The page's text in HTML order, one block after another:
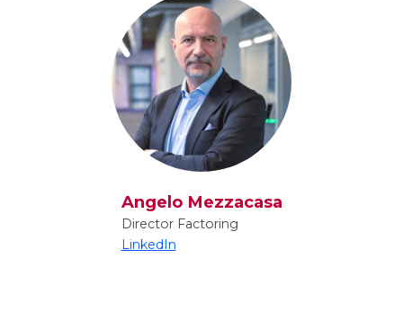
Angelo Mezzacasa
Director Factoring
LinkedIn